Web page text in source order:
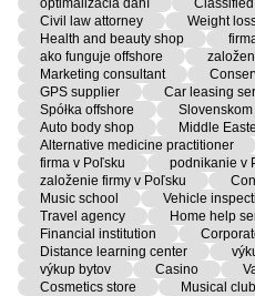
Civil law attorney
Weight
Health and beauty shop
ako funguje offshore
Marketing consultant
GPS supplier
Car leasing
Spółka offshore
Slovenskom
Auto body shop
Middle
Alternative medicine practitioner
firma v Poľsku
podnikanie v
založenie firmy v Poľsku
Music school
Vehicle
Travel agency
Home help
Financial institution
Distance learning center
výkup bytov
Casino
Cosmetics store
Musical club